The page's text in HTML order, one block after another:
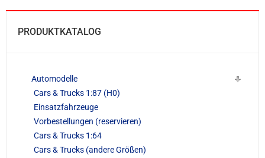
PRODUKTKATALOG
Automodelle
Cars & Trucks 1:87 (H0)
Einsatzfahrzeuge
Vorbestellungen (reservieren)
Cars & Trucks 1:64
Cars & Trucks (andere Größen)